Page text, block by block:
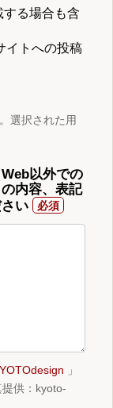
る場合も含
イトへの投稿
選択された用
以外での
内容、表記
い
」
提供：kyoto-